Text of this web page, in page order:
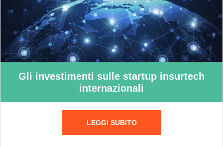
Gli investimenti sulle startup insurtech
internazionali
LEGGI SUBITO